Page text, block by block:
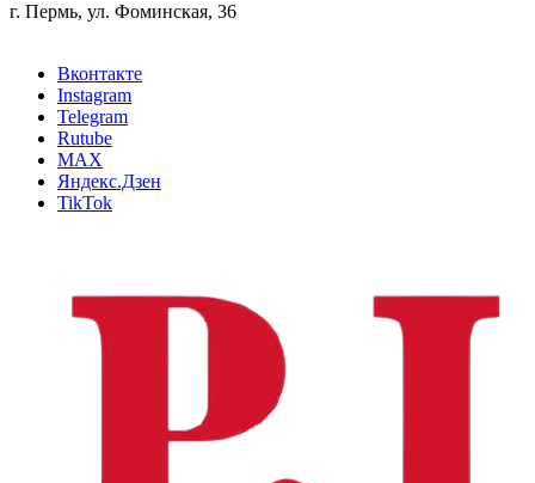
г. Пермь, ул. Фоминская, 36
Вконтакте
Instagram
Telegram
Rutube
MAX
Яндекс.Дзен
TikTok